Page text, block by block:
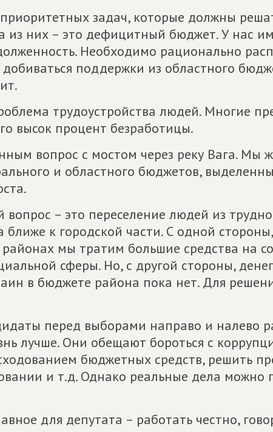
задач, которые должны
из них – это дефицитный бюджет. У нас
Необходимо рационально
поддержки из областного
трудоустройства людей. Многие
высок процент безработицы.
вопрос с мостом через реку Вага. Мы
и областного бюджетов,
– это переселение людей из
ближе к городской части. С одной
мы тратим большие средства на
сферы. Но, с другой стороны,
в бюджете района пока нет. Для
перед выборами направо и налево
лучше. Они обещают бороться с
бюджетных средств, решить
и т.д. Однако реальные дела можно
для депутата – работать честно,